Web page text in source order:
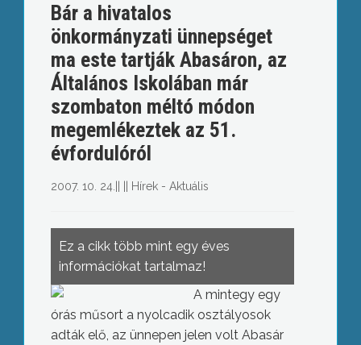
Bár a hivatalos
önkormányzati ünnepséget
ma este tartják Abasáron, az
Általános Iskolában már
szombaton méltó módon
megemlékeztek az 51.
évfordulóról
2007. 10. 24. Hírek - Aktuális
Ez a cikk több mint egy éves
információkat tartalmaz!
A mintegy egy
órás műsort a nyolcadik osztályosok
adták elő, az ünnepen jelen volt Abasár